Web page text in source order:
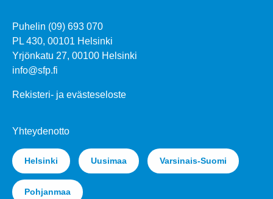
Puhelin (09) 693 070
PL 430, 00101 Helsinki
Yrjönkatu 27, 00100 Helsinki
info@sfp.fi
Rekisteri- ja evästeseloste
Yhteydenotto
Helsinki Uusimaa Varsinais-Suomi
Pohjanmaa